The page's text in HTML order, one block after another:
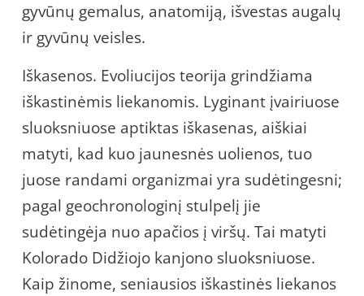
gyvūnų gemalus, anatomiją, išvestas augalų
ir gyvūnų veisles.
Iškasenos. Evoliucijos teorija grindžiama
iškastinėmis liekanomis. Lyginant įvairiuose
sluoksniuose aptiktas iškasenas, aiškiai
matyti, kad kuo jaunesnės uolienos, tuo
juose randami organizmai yra sudėtingesni;
pagal geochronologinį stulpelį jie
sudėtingėja nuo apačios į viršų. Tai matyti
Kolorado Didžiojo kanjono sluoksniuose.
Kaip žinome, seniausios iškastinės liekanos